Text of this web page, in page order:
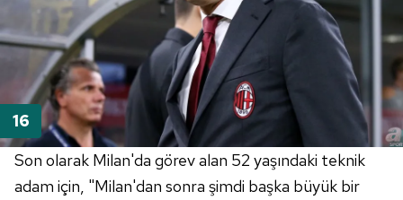
Son olarak Milan'da görev alan 52 yaşındaki teknik
adam için, "Milan'dan sonra şimdi başka büyük bir